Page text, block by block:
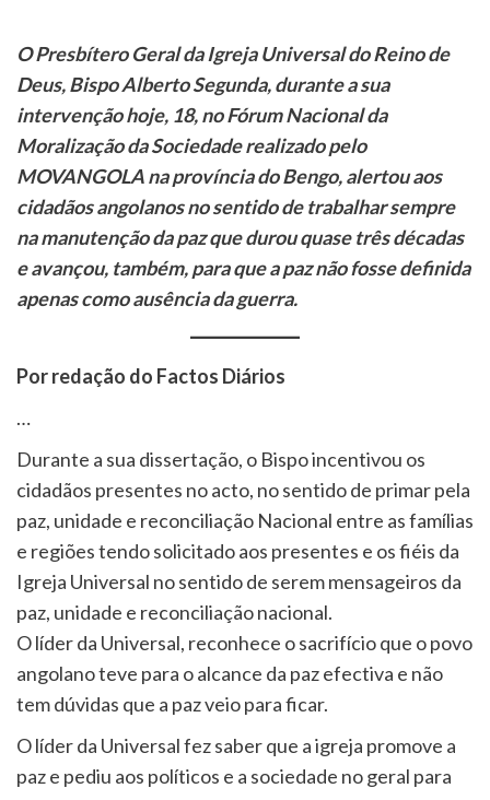
O Presbítero Geral da Igreja Universal do Reino de
Deus, Bispo Alberto Segunda, durante a sua
intervenção hoje, 18, no Fórum Nacional da
Moralização da Sociedade realizado pelo
MOVANGOLA na província do Bengo, alertou aos
cidadãos angolanos no sentido de trabalhar sempre
na manutenção da paz que durou quase três décadas
e avançou, também, para que a paz não fosse definida
apenas como ausência da guerra.
Por redação do Factos Diários
…
Durante a sua dissertação, o Bispo incentivou os
cidadãos presentes no acto, no sentido de primar pela
paz, unidade e reconciliação Nacional entre as famílias
e regiões tendo solicitado aos presentes e os fiéis da
Igreja Universal no sentido de serem mensageiros da
paz, unidade e reconciliação nacional.
O líder da Universal, reconhece o sacrifício que o povo
angolano teve para o alcance da paz efectiva e não
tem dúvidas que a paz veio para ficar.
O líder da Universal fez saber que a igreja promove a
paz e pediu aos políticos e a sociedade no geral para